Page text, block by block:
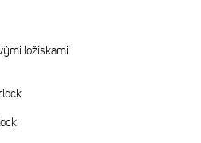
ložiskami